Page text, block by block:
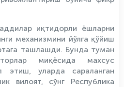
иқтидорли ёшларни
механизмини йўлга қўйиш
ташлашди. Бунда туман
миқёсида махсус
этиш, уларда сараланган
вилоят, сўнг Республика